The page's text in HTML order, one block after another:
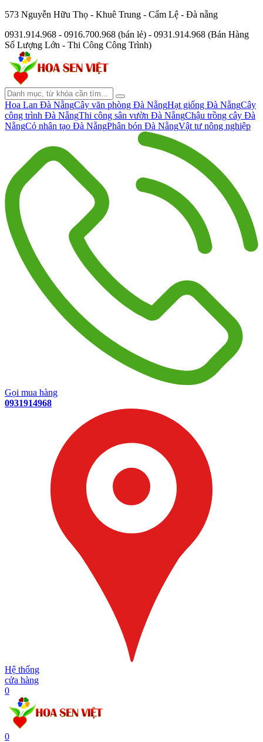
573 Nguyễn Hữu Thọ - Khuê Trung - Cẩm Lệ - Đà nẵng
0931.914.968 - 0916.700.968 (bán lẻ) - 0931.914.968 (Bán Hàng
Số Lượng Lớn - Thi Công Công Trình)
Hoa Lan Đà NẵngCây văn phòng Đà NẵngHạt giống Đà NẵngCây
công trình Đà NẵngThi công sân vườn Đà NẵngChậu trồng cây Đà
NẵngCỏ nhân tạo Đà NẵngPhân bón Đà NẵngVật tư nông nghiệp
Gọi mua hàng
0931914968
Hệ thống
cửa hàng
0
0